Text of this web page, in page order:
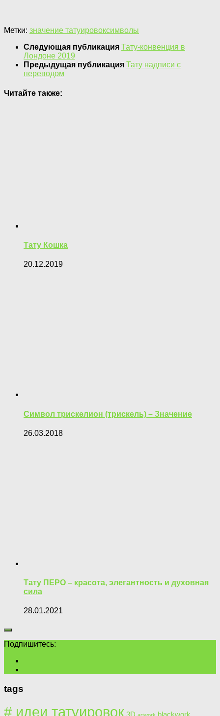
Метки: значение татуировоксимволы
Следующая публикация Тату-конвенция в
Лондоне 2019
Предыдущая публикация Тату надписи с
переводом
Читайте также:
Тату Кошка
20.12.2019
Символ трискелион (трискель) – Значение
26.03.2018
Тату ПЕРО – красота, элегантность и духовная
сила
28.01.2021
Подпишитесь:
tags
# идеи татуировок